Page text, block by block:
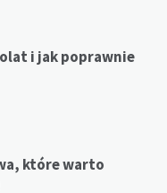
i jak poprawnie
które warto